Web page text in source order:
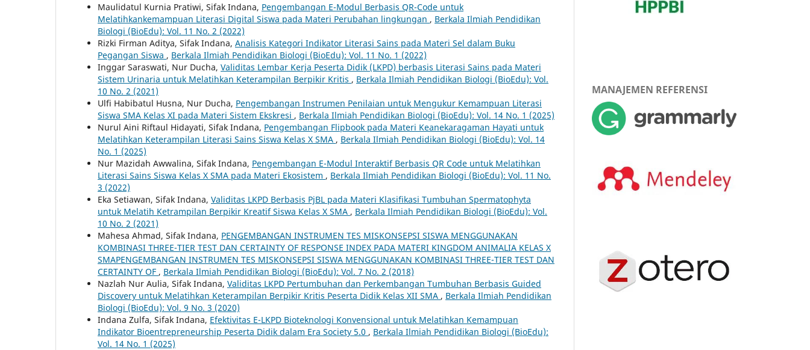
Maulidatul Kurnia Pratiwi, Sifak Indana, Pengembangan E-Modul Berbasis QR-Code untuk
Melatihkankemampuan Literasi Digital Siswa pada Materi Perubahan lingkungan , Berkala Ilmiah Pendidikan
Biologi (BioEdu): Vol. 11 No. 2 (2022)
Rizki Firman Aditya, Sifak Indana, Analisis Kategori Indikator Literasi Sains pada Materi Sel dalam Buku
Pegangan Siswa , Berkala Ilmiah Pendidikan Biologi (BioEdu): Vol. 11 No. 1 (2022)
Inggar Saraswati, Nur Ducha, Validitas Lembar Kerja Peserta Didik (LKPD) berbasis Literasi Sains pada Materi
Sistem Urinaria untuk Melatihkan Keterampilan Berpikir Kritis , Berkala Ilmiah Pendidikan Biologi (BioEdu): Vol.
10 No. 2 (2021)
Ulfi Habibatul Husna, Nur Ducha, Pengembangan Instrumen Penilaian untuk Mengukur Kemampuan Literasi
Siswa SMA Kelas XI pada Materi Sistem Ekskresi , Berkala Ilmiah Pendidikan Biologi (BioEdu): Vol. 14 No. 1 (2025)
Nurul Aini Riftaul Hidayati, Sifak Indana, Pengembangan Flipbook pada Materi Keanekaragaman Hayati untuk
Melatihkan Keterampilan Literasi Sains Siswa Kelas X SMA , Berkala Ilmiah Pendidikan Biologi (BioEdu): Vol. 14
No. 1 (2025)
Nur Mazidah Awwalina, Sifak Indana, Pengembangan E-Modul Interaktif Berbasis QR Code untuk Melatihkan
Literasi Sains Siswa Kelas X SMA pada Materi Ekosistem , Berkala Ilmiah Pendidikan Biologi (BioEdu): Vol. 11 No.
3 (2022)
Eka Setiawan, Sifak Indana, Validitas LKPD Berbasis PjBL pada Materi Klasifikasi Tumbuhan Spermatophyta
untuk Melatih Ketrampilan Berpikir Kreatif Siswa Kelas X SMA , Berkala Ilmiah Pendidikan Biologi (BioEdu): Vol.
10 No. 2 (2021)
Mahesa Ahmad, Sifak Indana, PENGEMBANGAN INSTRUMEN TES MISKONSEPSI SISWA MENGGUNAKAN
KOMBINASI THREE-TIER TEST DAN CERTAINTY OF RESPONSE INDEX PADA MATERI KINGDOM ANIMALIA KELAS X
SMAPENGEMBANGAN INSTRUMEN TES MISKONSEPSI SISWA MENGGUNAKAN KOMBINASI THREE-TIER TEST DAN
CERTAINTY OF , Berkala Ilmiah Pendidikan Biologi (BioEdu): Vol. 7 No. 2 (2018)
Nazlah Nur Aulia, Sifak Indana, Validitas LKPD Pertumbuhan dan Perkembangan Tumbuhan Berbasis Guided
Discovery untuk Melatihkan Keterampilan Berpikir Kritis Peserta Didik Kelas XII SMA , Berkala Ilmiah Pendidikan
Biologi (BioEdu): Vol. 9 No. 3 (2020)
Indana Zulfa, Sifak Indana, Efektivitas E-LKPD Bioteknologi Konvensional untuk Melatihkan Kemampuan
Indikator Bioentrepreneurship Peserta Didik dalam Era Society 5.0 , Berkala Ilmiah Pendidikan Biologi (BioEdu):
Vol. 14 No. 1 (2025)
MANAJEMEN REFERENSI